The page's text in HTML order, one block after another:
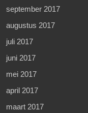
september 2017
augustus 2017
juli 2017
juni 2017
mei 2017
april 2017
maart 2017